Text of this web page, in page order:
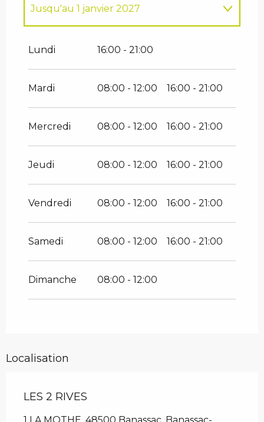
Jusqu'au 1 janvier 2027
Lundi 16:00 - 21:00
Mardi 08:00 - 12:00 16:00 - 21:00
Mercredi 08:00 - 12:00 16:00 - 21:00
Jeudi 08:00 - 12:00 16:00 - 21:00
Vendredi 08:00 - 12:00 16:00 - 21:00
Samedi 08:00 - 12:00 16:00 - 21:00
Dimanche 08:00 - 12:00
Localisation
LES 2 RIVES
1 LA MOTHE, 48500 Banassac, Banassac-